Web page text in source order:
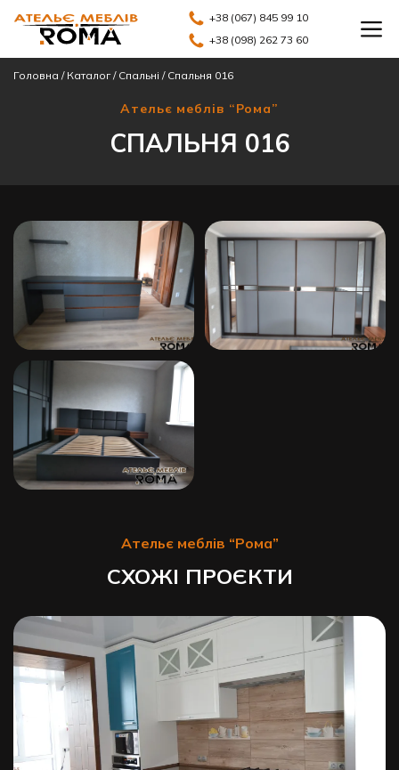
+38 (067) 845 99 10
+38 (098) 262 73 60
Головна / Каталог/ Спальні / Спальня 016
Ательє меблів “Рома”
СПАЛЬНЯ 016
Ательє меблів “Рома”
СХОЖІ ПРОЄКТИ